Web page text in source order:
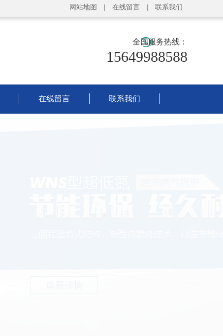
网站地图 在线留言 联系我们
全国服务热线：
15649988588
在线留言 联系我们